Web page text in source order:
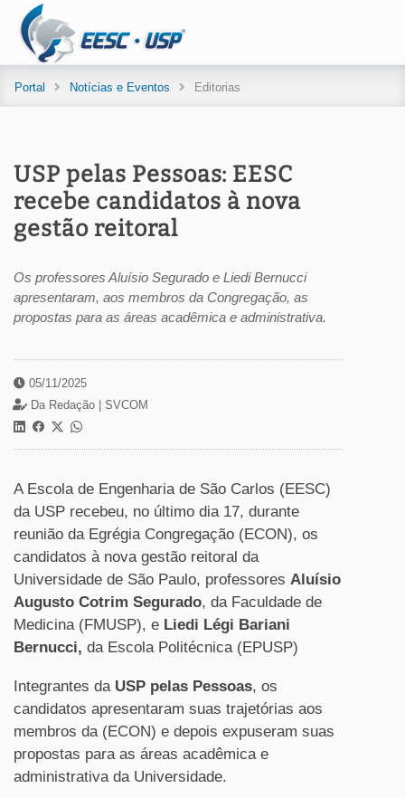
Portal Notícias e Eventos Editorias
USP pelas Pessoas: EESC
recebe candidatos à nova
gestão reitoral
Os professores Aluísio Segurado e Liedi Bernucci
apresentaram, aos membros da Congregação, as
propostas para as áreas acadêmica e administrativa.
05/11/2025
Da Redação | SVCOM
A Escola de Engenharia de São Carlos (EESC)
da USP recebeu, no último dia 17, durante
reunião da Egrégia Congregação (ECON), os
candidatos à nova gestão reitoral da
Universidade de São Paulo, professores Aluísio
Augusto Cotrim Segurado, da Faculdade de
Medicina (FMUSP), e Liedi Légi Bariani
Bernucci, da Escola Politécnica (EPUSP)
Integrantes da USP pelas Pessoas, os
candidatos apresentaram suas trajetórias aos
membros da (ECON) e depois expuseram suas
propostas para as áreas acadêmica e
administrativa da Universidade.